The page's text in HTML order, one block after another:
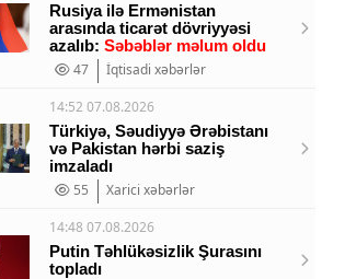
Rusiya ilə Ermənistan
arasında ticarət dövriyyəsi
azalıb: Səbəblər məlum oldu
47
İqtisadi xəbərlər
14:52 07.08.2026
Türkiyə, Səudiyyə Ərəbistanı
və Pakistan hərbi saziş
imzaladı
55
Xarici xəbərlər
14:48 07.08.2026
Putin Təhlükəsizlik Şurasını
topladı